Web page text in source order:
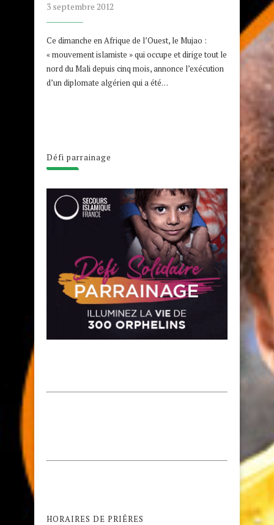
3 septembre 2012
Ce dimanche en Afrique de l’Ouest, le Mujao :
« mouvement islamiste » qui occupe et dirige tout le
nord du Mali depuis cinq mois, annonce l’exécution
d’un diplomate algérien qui a été…
Défi parrainage
HORAIRES DE PRIÊRES